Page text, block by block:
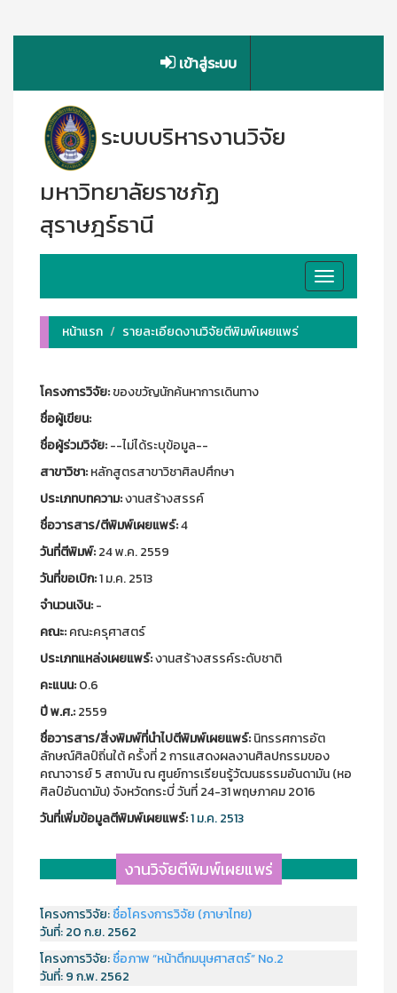
เข้าสู่ระบบ
ระบบบริหารงานวิจัย
มหาวิทยาลัยราชภัฏ
สุราษฎร์ธานี
Toggle
navigation
หน้าแรก
รายละเอียดงานวิจัยตีพิมพ์เผยแพร่
โครงการวิจัย:ของขวัญนักค้นหาการเดินทาง
ชื่อผู้เขียน:
ชื่อผู้ร่วมวิจัย:--ไม่ได้ระบุข้อมูล--
สาขาวิชา:หลักสูตรสาขาวิชาศิลปศึกษา
ประเภทบทความ:งานสร้างสรรค์
ชื่อวารสาร/ตีพิมพ์เผยแพร์:4
วันที่ตีพิมพ์:24 พ.ค. 2559
วันที่ขอเบิก:1 ม.ค. 2513
จำนวนเงิน:-
คณะ:คณะครุศาสตร์
ประเภทแหล่งเผยแพร์:งานสร้างสรรค์ระดับชาติ
คะแนน:0.6
ปี พ.ศ.:2559
ชื่อวารสาร/สิ่งพิมพ์ที่นำไปตีพิมพ์เผยแพร์:นิทรรศการอัต
ลักษณ์ศิลป์ถิ่นใต้ ครั้งที่ 2 การแสดงผลงานศิลปกรรมของ
คณาจารย์ 5 สถาบัน ณ ศูนย์การเรียนรู้วัฒนธรรมอันดามัน (หอ
ศิลป์อันดามัน) จังหวัดกระบี่ วันที่ 24-31 พฤษภาคม 2016
วันที่เพิ่มข้อมูลตีพิมพ์เผยแพร์:1 ม.ค. 2513
งานวิจัยตีพิมพ์เผยแพร่
โครงการวิจัย:ชื่อโครงการวิจัย (ภาษาไทย)
วันที่:20 ก.ย. 2562
โครงการวิจัย:ชื่อภาพ “หน้าตึกมนุษศาสตร์” No.2
วันที่:9 ก.พ. 2562